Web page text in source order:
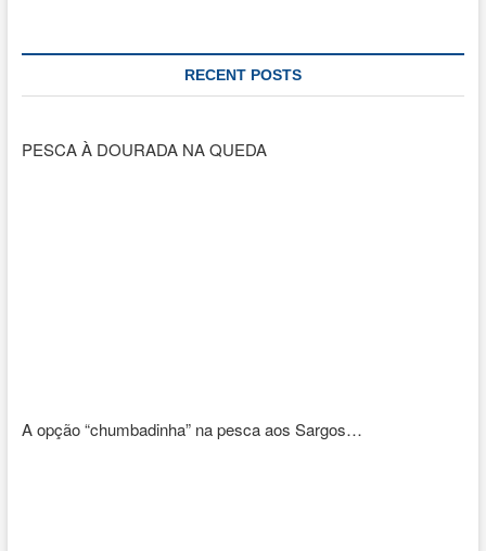
RECENT POSTS
PESCA À DOURADA NA QUEDA
A opção “chumbadinha” na pesca aos Sargos…